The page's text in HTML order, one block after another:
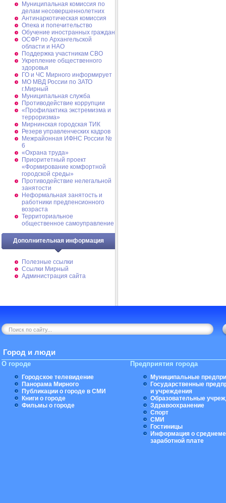
Муниципальная комиссия по
делам несовершеннолетних
Антинаркотическая комиссия
Опека и попечительство
Обучение иностранных граждан
ОСФР по Архангельской
области и НАО
Поддержка участникам СВО
Укрепление общественного
здоровья
ГО и ЧС Мирного информирует
МО МВД России по ЗАТО
г.Мирный
Муниципальная cлужба
Противодействие коррупции
«Профилактика экстремизма и
терроризма»
Мирнинская городская ТИК
Резерв управленческих кадров
Межрайонная ИФНС России №
6
«Охрана труда»
Приоритетный проект
«Формирование комфортной
городской среды»
Противодействие нелегальной
занятости
Неформальная занятость и
работники предпенсионного
возраста
Территориальное
общественное самоуправление
Дополнительная информация
Полезные ссылки
Ссылки Мирный
Администрация сайта
Город и люди
О городе
Городское телевидение
Панорама Мирного
Публикации о городе в СМИ
Книги о городе
Фильмы о городе
Предприятия города
Муниципальные
Государственные
и учреждения
Образовательные
Здравоохранение
Спорт
СМИ
Гостиницы
Информация о
заработной плате